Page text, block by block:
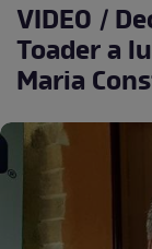
VIDEO /
Toader a
Maria